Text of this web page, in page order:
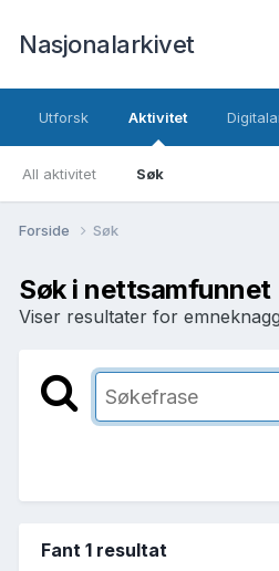
Nasjonalarkivet
Utforsk Aktivitet
All aktivitet Søk
Forside Søk
Søk i nettsamfunnet
Viser resultater for
Fant 1 resultat